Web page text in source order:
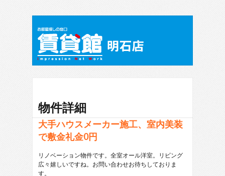
物件詳細
大手ハウスメーカー施工、室内美装
で敷金礼金0円
リノベーション物件です。全室オール洋室。リビング
広々嬉しいですね。お問い合わせお待ちしておりま
す。